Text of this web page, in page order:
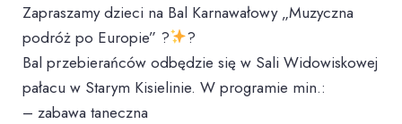
Zapraszamy dzieci na Bal Karnawałowy „Muzyczna
podróż po Europie” ?
?
Bal przebierańców odbędzie się w Sali Widowiskowej
pałacu w Starym Kisielinie. W programie min.:
– zabawa taneczna